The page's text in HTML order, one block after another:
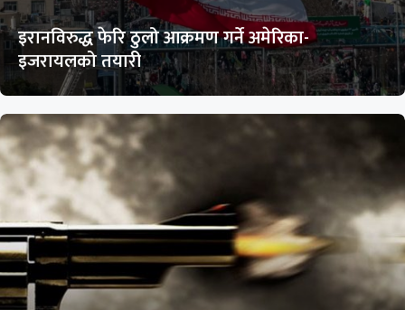
इरानविरुद्ध फेरि ठुलो आक्रमण गर्ने अमेरिका-
इजरायलको तयारी